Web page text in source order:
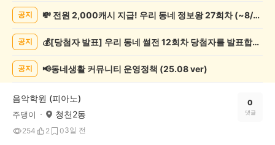
록
공지 💸 전원 2,000캐시 지급! 우리 동네 정보왕 27회차 (~8/10)
공지 💰[당첨자 발표] 우리 동네 썰전 12회차 당첨자를 발표합니다!
공지 📢동네생활 커뮤니티 운영정책 (25.08 ver)
음악학원 (피아노)
주댕이 청천2동
254 2 03일 전
0
댓글